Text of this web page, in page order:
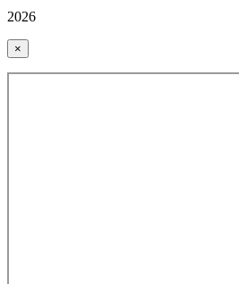
2026
×